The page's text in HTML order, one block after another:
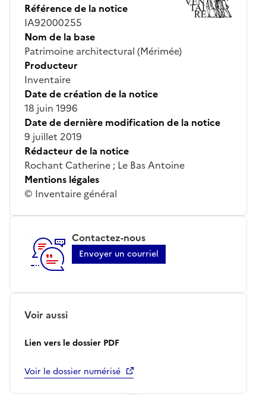
Référence de la notice
IA92000255
Nom de la base
Patrimoine architectural (Mérimée)
Producteur
Inventaire
Date de création de la notice
18 juin 1996
Date de dernière modification de la notice
9 juillet 2019
Rédacteur de la notice
Rochant Catherine ; Le Bas Antoine
Mentions légales
© Inventaire général
Contactez-nous
Envoyer un courriel
Voir aussi
Lien vers le dossier PDF
Voir le dossier numérisé